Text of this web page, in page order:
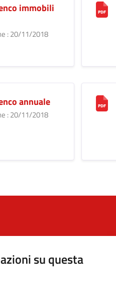
immobili
: 20/11/2018
annuale
: 20/11/2018
su questa